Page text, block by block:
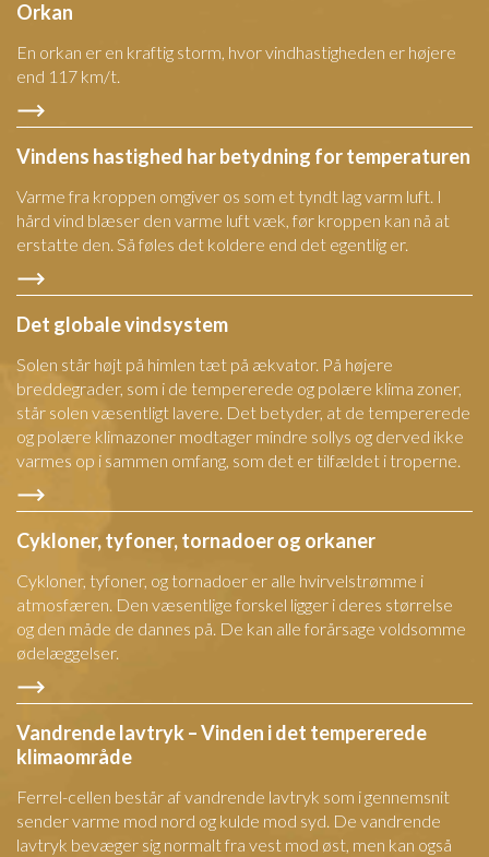
Orkan
En orkan er en kraftig storm, hvor vindhastigheden er højere
end 117 km/t.
Vindens hastighed har betydning for temperaturen
Varme fra kroppen omgiver os som et tyndt lag varm luft. I
hård vind blæser den varme luft væk, før kroppen kan nå at
erstatte den. Så føles det koldere end det egentlig er.
Det globale vindsystem
Solen står højt på himlen tæt på ækvator. På højere
breddegrader, som i de tempererede og polære klima zoner,
står solen væsentligt lavere. Det betyder, at de tempererede
og polære klimazoner modtager mindre sollys og derved ikke
varmes op i sammen omfang, som det er tilfældet i troperne.
Cykloner, tyfoner, tornadoer og orkaner
Cykloner, tyfoner, og tornadoer er alle hvirvelstrømme i
atmosfæren. Den væsentlige forskel ligger i deres størrelse
og den måde de dannes på. De kan alle forårsage voldsomme
ødelæggelser.
Vandrende lavtryk – Vinden i det tempererede
klimaområde
Ferrel-cellen består af vandrende lavtryk som i gennemsnit
sender varme mod nord og kulde mod syd. De vandrende
lavtryk bevæger sig normalt fra vest mod øst, men kan også